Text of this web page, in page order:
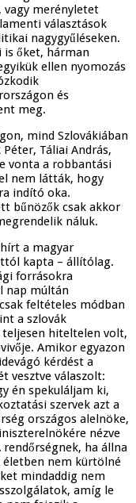
vagy merényletet
választások
nagygyűléseken.
is őket, hárman
ellen nyomozás
és
meg.
mind Szlovákiában
Táliai András,
vonta a robbantási
nem látták, hogy
indító oka.
bűnözők csak akkor
náluk.
a magyar
kapta – állítólag.
forrásokra
nap múltán
feltételes módban
a szlovák
teljesen hiteltelen volt,
Amikor egyazon
kérdést a
vesztve válaszolt:
én spekuláljam ki,
szervek azt a
országos alelnöke,
nézve
ha állna
életben nem kürtölné
mindaddig nem
amíg le